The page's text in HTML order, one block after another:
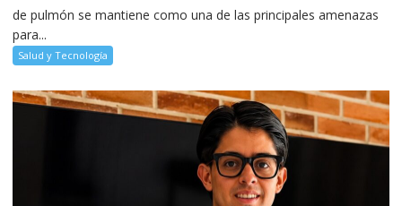
de pulmón se mantiene como una de las principales amenazas
para...
Salud y Tecnología